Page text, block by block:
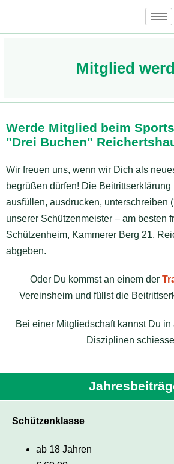
Mitglied
Werde Mitglied beim
"Drei Buchen"
Wir freuen uns, wenn wir Dich als
begrüßen dürfen! Die
ausfüllen, ausdrucken, unterschreiben
unserer Schützenmeister – am besten
Schützenheim, Kammerer Berg 21,
abgeben.
Oder Du kommst an einem der
Vereinsheim und füllst die
Bei einer Mitgliedschaft kannst Du
Disziplinen
Schützenklasse
ab 18 Jahren